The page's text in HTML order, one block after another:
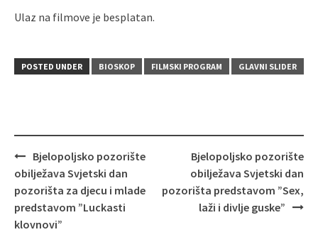
Ulaz na filmove je besplatan.
POSTED UNDER BIOSKOP FILMSKI PROGRAM GLAVNI SLIDER
Post
navigation
Bjelopoljsko pozorište
obilježava Svjetski dan
pozorišta za djecu i mlade
predstavom ”Luckasti
klovnovi”
Bjelopoljsko pozorište
obilježava Svjetski dan
pozorišta predstavom ”Sex,
laži i divlje guske”